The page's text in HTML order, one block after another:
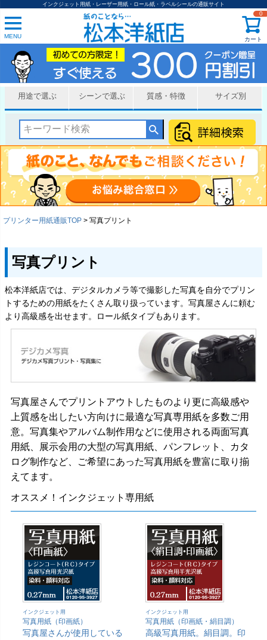
インクジェット用紙・レーザー用紙・ロール紙・ラベルシールの通販サイト
MENU カート
0
用途で選ぶ シーンで選ぶ 質感・特徴 サイズ別
プリンター用紙通販TOP 写真プリント
写真プリント
松本洋紙店では、デジタルカメラ等で撮影した写真を自分でプリン
トするための用紙をたくさん取り扱っています。写真屋さんに頼む
より高級感を出せます。ロール紙タイプもあります。
写真屋さんでプリントアウトしたものより更に高級感や
上質感を出したい方向けに最適な写真専用紙を多数ご用
意。写真集やアルバム制作用などに使用される両面写真
用紙、展示会用の大型の写真用紙、パンフレット、カタ
ログ制作など、ご希望にあった写真用紙を豊富に取り揃
えてます。
オススメ！インクジェット専用紙
インクジェット用
写真用紙（印画紙）
写真屋さんが使用している
インクジェット用
写真用紙（印画紙・絹目調）
高級写真用紙。絹目調。印